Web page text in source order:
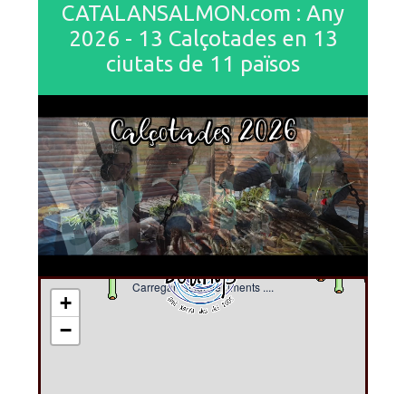
CATALANSALMON.com : Any
2026 - 13 Calçotades en 13
ciutats de 11 països
Calçotades 2026
Carregant esdeveniments ....
+
−